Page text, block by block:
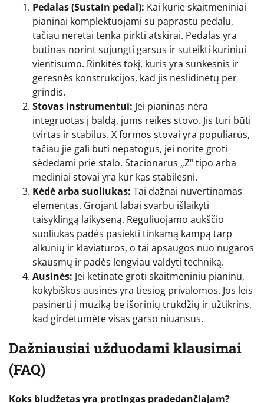
Pedalas (Sustain pedal): Kai kurie skaitmeniniai
pianinai komplektuojami su paprastu pedalu,
tačiau neretai tenka pirkti atskirai. Pedalas yra
būtinas norint sujungti garsus ir suteikti kūriniui
vientisumo. Rinkitės tokį, kuris yra sunkesnis ir
geresnės konstrukcijos, kad jis neslidinėtų per
grindis.
Stovas instrumentui: Jei pianinas nėra
integruotas į baldą, jums reikės stovo. Jis turi būti
tvirtas ir stabilus. X formos stovai yra populiarūs,
tačiau jie gali būti nepatogūs, jei norite groti
sėdėdami prie stalo. Stacionarūs „Z“ tipo arba
mediniai stovai yra kur kas stabilesni.
Kėdė arba suoliukas: Tai dažnai nuvertinamas
elementas. Grojant labai svarbu išlaikyti
taisyklingą laikyseną. Reguliuojamo aukščio
suoliukas padės pasiekti tinkamą kampą tarp
alkūnių ir klaviatūros, o tai apsaugos nuo nugaros
skausmų ir padės lengviau valdyti techniką.
Ausinės: Jei ketinate groti skaitmeniniu pianinu,
kokybiškos ausinės yra tiesiog privalomos. Jos leis
pasinerti į muziką be išorinių trukdžių ir užtikrins,
kad girdėtumėte visas garso niuansus.
Dažniausiai užduodami klausimai
(FAQ)
Koks biudžetas yra protingas pradedančiajam?